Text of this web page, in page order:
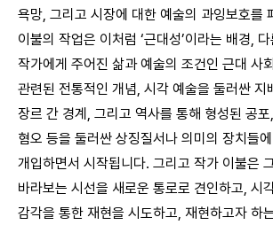
욕망, 그리고 시장에 대한 예술의 과잉보호를
이불의 작업은 이처럼 ‘근대성’이라는 배경,
작가에게 주어진 삶과 예술의 조건인 근대 사
관련된 전통적인 개념, 시각 예술을 둘러싼 지
장르 간 경계, 그리고 역사를 통해 형성된 공
혐오 등을 둘러싼 상징질서나 의미의 장치들
개입하면서 시작됩니다. 그리고 작가 이불은
바라보는 시선을 새로운 통로로 견인하고, 시
감각을 통한 재현을 시도하고, 재현하고자 하